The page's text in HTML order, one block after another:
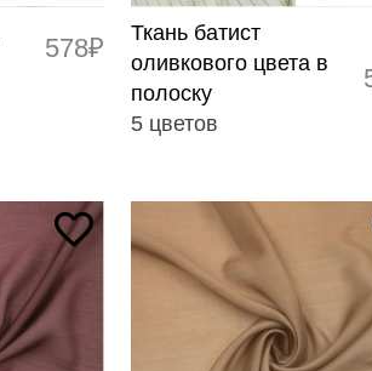
578₽
Ткань батист
оливкового цвета в
полоску
5 цветов